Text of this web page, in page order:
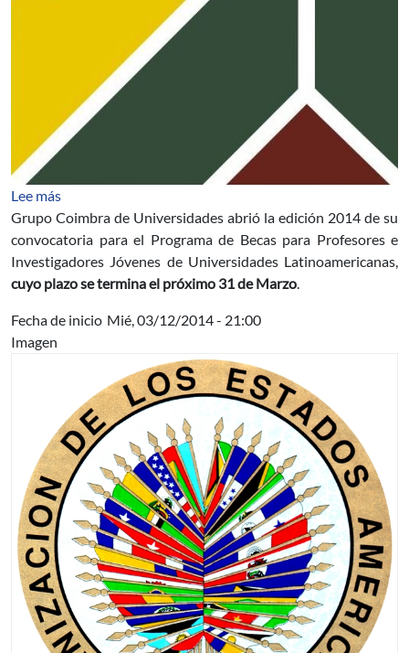
Lee más
Grupo Coimbra de Universidades abrió la edición 2014 de su
convocatoria para el Programa de Becas para Profesores e
Investigadores Jóvenes de Universidades Latinoamericanas,
cuyo plazo se termina el próximo 31 de Marzo
Fecha de inicio Mié, 03/12/2014 - 21:00
Imagen